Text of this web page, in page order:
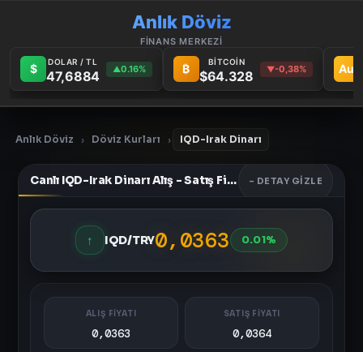
Anlık Döviz
FİNANS MERKEZİ
$ DOLAR / TL
47,6884 ▲0.16% ₿ BİTCOİN
$64.328 ▼-0,38% Au
Anlık Döviz › Döviz Kurları › IQD-Irak Dinarı
Canlı IQD-Irak Dinarı Alış - Satış Fiyatları - DETAY GIZLE
↑ IQD/TRY0,0363 0.01%
ALIŞ FİYATI
0,0363
SATIŞ FİYATI
0,0364